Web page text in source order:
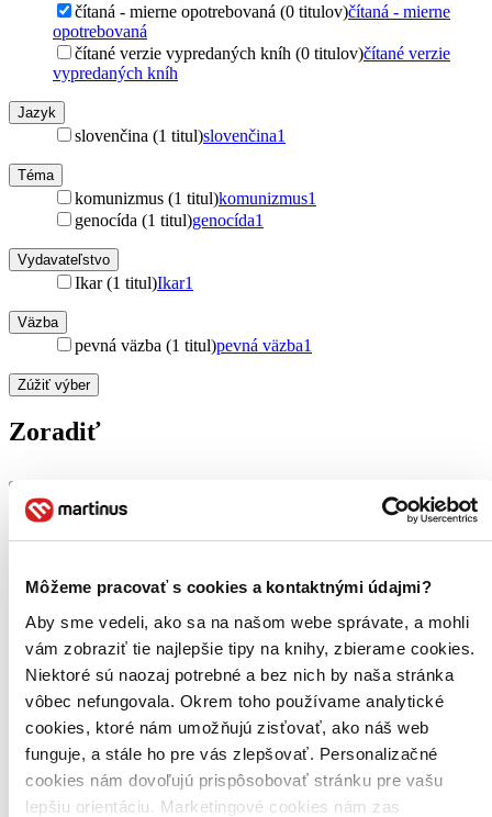
Môžeme pracovať s cookies a kontaktnými údajmi?
Aby sme vedeli, ako sa na našom webe správate, a mohli
vám zobraziť tie najlepšie tipy na knihy, zbierame cookies.
Niektoré sú naozaj potrebné a bez nich by naša stránka
vôbec nefungovala. Okrem toho používame analytické
cookies, ktoré nám umožňujú zisťovať, ako náš web
funguje, a stále ho pre vás zlepšovať. Personalizačné
cookies nám dovoľujú prispôsobovať stránku pre vašu
lepšiu orientáciu. Marketingové cookies nám zas
čítaná - mierne opotrebovaná (0 titulov)čítaná - mierne
opotrebovaná
čítané verzie vypredaných kníh (0 titulov)čítané verzie
vypredaných kníh
Jazyk
slovenčina (1 titul)slovenčina1
Téma
komunizmus (1 titul)komunizmus1
genocída (1 titul)genocída1
Vydavateľstvo
Ikar (1 titul)Ikar1
Väzba
pevná väzba (1 titul)pevná väzba1
Zúžiť výber
Zoradiť
Najdrahšie
Najlacnejšie
Najvyššia zľava
Použité filtre
Zrušiť filtre
čítané - mierne opotrebovanéS červenou obálkou